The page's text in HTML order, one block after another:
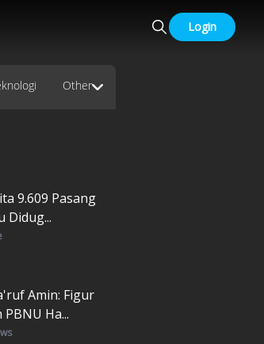
Login
Other
9.609 Pasang
Didug...
Amin: Figur
PBNU Ha...